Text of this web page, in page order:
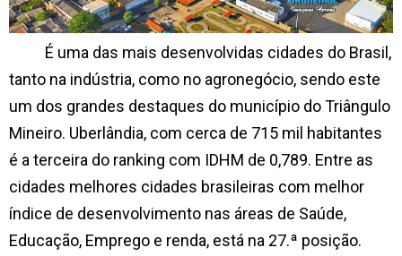
É uma das mais desenvolvidas cidades do Brasil,
tanto na indústria, como no agronegócio, sendo este
um dos grandes destaques do município do Triângulo
Mineiro. Uberlândia, com cerca de 715 mil habitantes
é a terceira do ranking com IDHM de 0,789. Entre as
cidades melhores cidades brasileiras com melhor
índice de desenvolvimento nas áreas de Saúde,
Educação, Emprego e renda, está na 27.ª posição.